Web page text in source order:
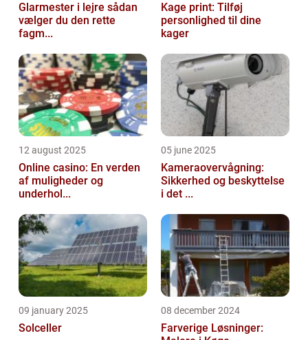
Glarmester i lejre sådan
vælger du den rette
fagm...
Kage print: Tilføj
personlighed til dine
kager
12 august 2025
Online casino: En verden
af muligheder og
underhol...
05 june 2025
Kameraovervågning:
Sikkerhed og beskyttelse
i det ...
09 january 2025
Solceller
08 december 2024
Farverige Løsninger: